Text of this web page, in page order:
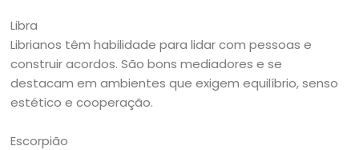
Libra
Librianos têm habilidade para lidar com pessoas e
construir acordos. São bons mediadores e se
destacam em ambientes que exigem equilíbrio, senso
estético e cooperação.
Escorpião